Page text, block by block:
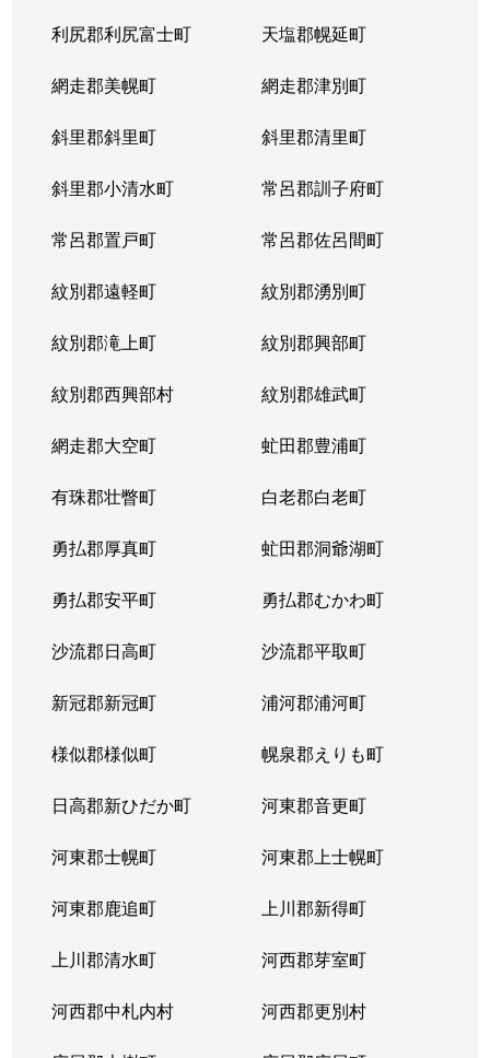
利尻郡利尻富士町 天塩郡幌延町
網走郡美幌町 網走郡津別町
斜里郡斜里町 斜里郡清里町
斜里郡小清水町 常呂郡訓子府町
常呂郡置戸町 常呂郡佐呂間町
紋別郡遠軽町 紋別郡湧別町
紋別郡滝上町 紋別郡興部町
紋別郡西興部村 紋別郡雄武町
網走郡大空町 虻田郡豊浦町
有珠郡壮瞥町 白老郡白老町
勇払郡厚真町 虻田郡洞爺湖町
勇払郡安平町 勇払郡むかわ町
沙流郡日高町 沙流郡平取町
新冠郡新冠町 浦河郡浦河町
様似郡様似町 幌泉郡えりも町
日高郡新ひだか町 河東郡音更町
河東郡士幌町 河東郡上士幌町
河東郡鹿追町 上川郡新得町
上川郡清水町 河西郡芽室町
河西郡中札内村 河西郡更別村